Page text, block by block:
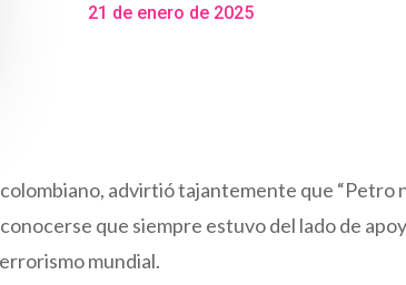
21 de enero de 2025
advirtió tajantemente que “Petro
que siempre estuvo del lado de
mundial.